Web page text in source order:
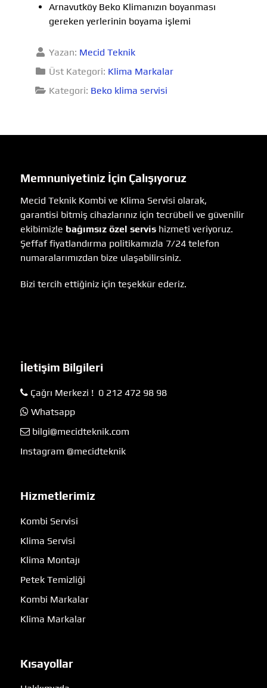
Arnavutköy Beko Klimanızın boyanması
gereken yerlerinin boyama işlemi
Yazan: Mecid Teknik
Üst Kategori: Klima Markalar
Kategori: Beko klima servisi
Memnuniyetiniz İçin Çalışıyoruz
Mecid Teknik Kombi ve Klima Servisi olarak,
garantisi bitmiş cihazlarınız için tecrübeli ve güvenilir
ekibimizle bağımsız özel servis hizmeti veriyoruz.
Şeffaf fiyatlandırma politikamızla 7/24 telefon
numaralarımızdan bize ulaşabilirsiniz.
Bizi tercih ettiğiniz için teşekkür ederiz.
İletişim Bilgileri
Çağrı Merkezi ! 0 212 472 98 98
Whatsapp
bilgi@mecidteknik.com
Instagram @mecidteknik
Hizmetlerimiz
Kombi Servisi
Klima Servisi
Klima Montajı
Petek Temizliği
Kombi Markalar
Klima Markalar
Kısayollar